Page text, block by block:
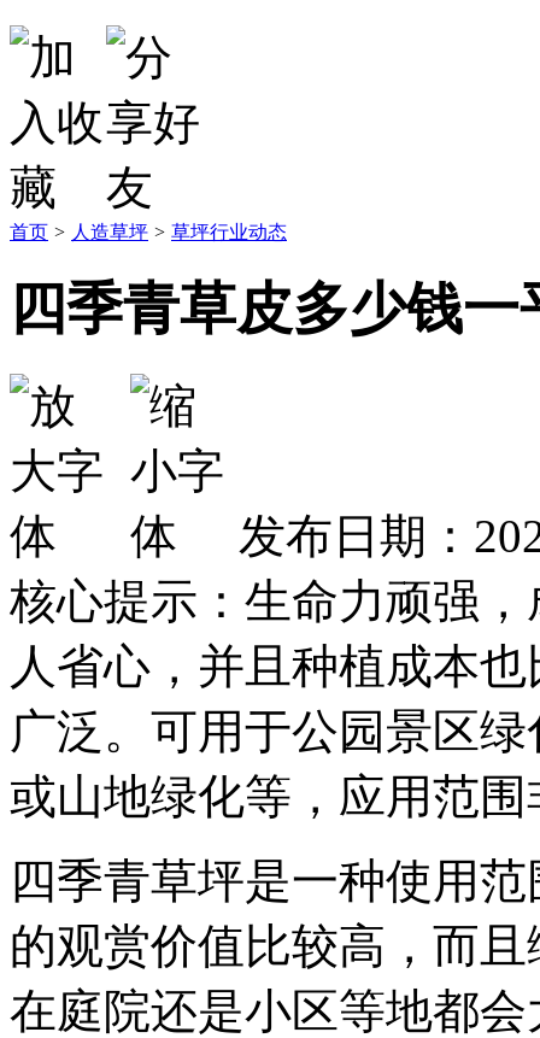
首页 > 人造草坪 > 草坪行业动态
四季青草皮多少钱一
发布日期：
核心提示：生命力顽强
人省心，并且种植成本
广泛。可用于公园景区
或山地绿化等，应用范
四季青草坪是一种使用
的观赏价值比较高，而
在庭院还是小区等地都